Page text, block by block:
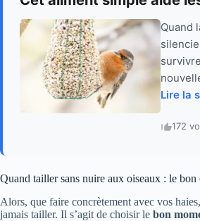
Quand
Lire la
172
Quand tailler sans nuire aux oiseaux : le bon
Alors, que faire concrètement avec vos
jamais tailler. Il s’agit de choisir le bon